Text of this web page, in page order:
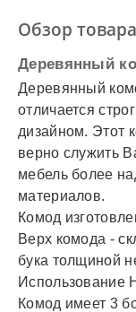
✓ Подробнее
Обзор товара
Деревянный
Деревянный
отличается
дизайном. Этот
верно служить
мебель более
материалов.
Комод
Верх комода -
бука толщиной
Использование
Комод имеет 3